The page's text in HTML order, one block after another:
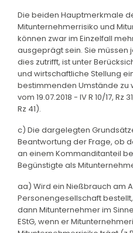
Die beiden Hauptmerkmale
Mitunternehmerrisiko und
können zwar im Einzelfall
ausgeprägt sein. Sie
dies zutrifft, ist unter
und wirtschaftliche Stellung
bestimmenden Umstände zu
vom 19.07.2018 - IV R 10/17, Rz
Rz 41).
c) Die dargelegten
Beantwortung der Frage, ob
an einem Kommanditanteil
Begünstigte als
aa) Wird ein Nießbrauch am
Personengesellschaft
dann Mitunternehmer im Sinne
EStG, wenn er